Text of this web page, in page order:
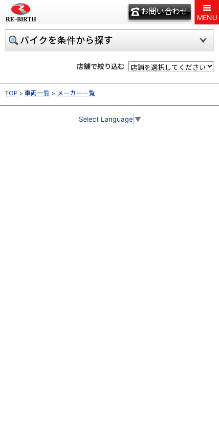
お問い合わせ
MENU
バイクを条件から探す
店舗で絞り込む
TOP 車両一覧 メーカー一覧
Select Language ▼